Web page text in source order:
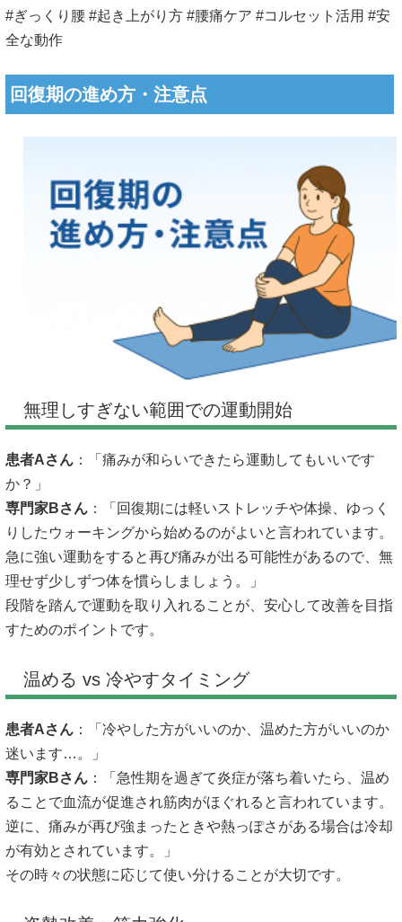
#ぎっくり腰 #起き上がり方 #腰痛ケア #コルセット活用 #安
全な動作
回復期の進め方・注意点
無理しすぎない範囲での運動開始
患者Aさん ：「痛みが和らいできたら運動してもいいです
か？」
専門家Bさん ：「回復期には軽いストレッチや体操、ゆっく
りしたウォーキングから始めるのがよいと言われています。
急に強い運動をすると再び痛みが出る可能性があるので、無
理せず少しずつ体を慣らしましょう。」
段階を踏んで運動を取り入れることが、安心して改善を目指
すためのポイントです。
温める vs 冷やすタイミング
患者Aさん ：「冷やした方がいいのか、温めた方がいいのか
迷います…。」
専門家Bさん ：「急性期を過ぎて炎症が落ち着いたら、温め
ることで血流が促進され筋肉がほぐれると言われています。
逆に、痛みが再び強まったときや熱っぽさがある場合は冷却
が有効とされています。」
その時々の状態に応じて使い分けることが大切です。